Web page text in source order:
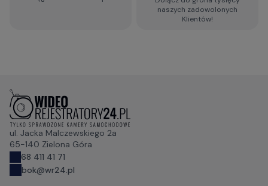
naszych zadowolonych
Klientów!
ul. Jacka Malczewskiego 2a
65-140 Zielona Góra
68 411 41 71
bok@wr24.pl